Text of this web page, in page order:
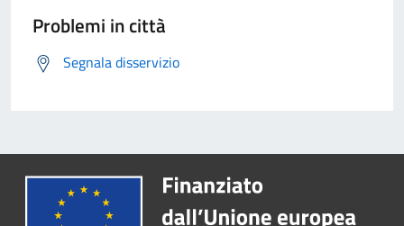
Problemi in città
Segnala disservizio